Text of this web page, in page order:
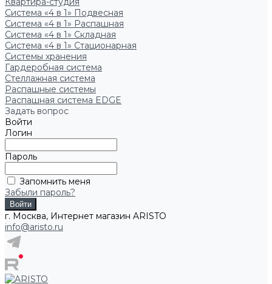
Система «4 в 1» Подвесная
Система «4 в 1» Распашная
Система «4 в 1» Складная
Система «4 в 1» Стационарная
Системы хранения
Гардеробная система
Стеллажная система
Распашные системы
Распашная система EDGE
Задать вопрос
Войти
Логин
Пароль
Запомнить меня
Забыли пароль?
г. Москва, Интернет магазин ARISTO
info@aristo.ru